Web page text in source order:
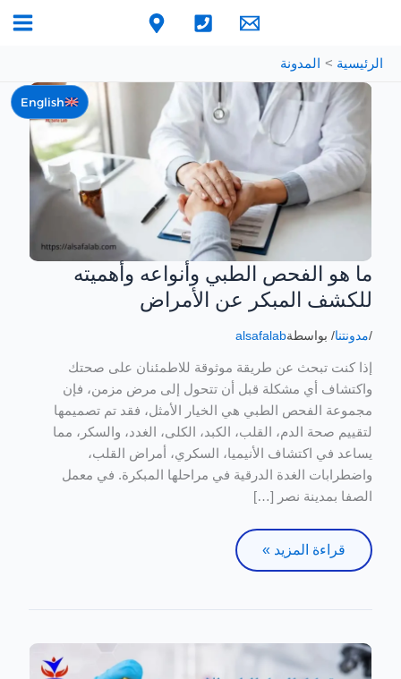
English
الرئيسية المدونة
ما هو الفحص الطبي وأنواعه وأهميته
للكشف المبكر عن الأمراض
/مدونتنا/ بواسطةalsafalab
إذا كنت تبحث عن طريقة موثوقة للاطمئنان على صحتك
واكتشاف أي مشكلة قبل أن تتحول إلى مرض مزمن، فإن
مجموعة الفحص الطبي هي الخيار الأمثل، فقد تم تصميمها
لتقييم صحة الدم، القلب، الكبد، الكلى، الغدد، والسكر، مما
يساعد في اكتشاف الأنيميا، السكري، أمراض القلب،
واضطرابات الغدة الدرقية في مراحلها المبكرة. في معمل
الصفا بمدينة نصر […]
ما
وأهميته
للكشف
المبكر
عن
الأمراض
قراءة المزيد »